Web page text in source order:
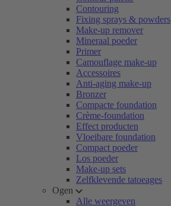
Contouring
Fixing sprays & powders
Make-up remover
Mineraal poeder
Primer
Camouflage make-up
Accessoires
Anti-aging make-up
Bronzer
Compacte foundation
Crème-foundation
Effect producten
Vloeibare foundation
Compact poeder
Los poeder
Make-up sets
Zelfklevende tatoeages
Ogen
Alle weergeven